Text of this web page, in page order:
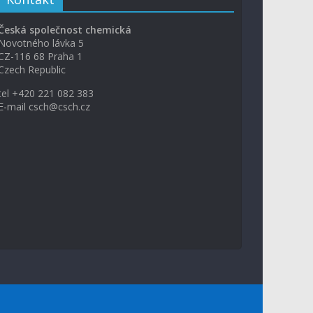
společnost chemická
Novotného lávka 5
116 68 Praha 1
Republic
+420 221 082 383
E-mail csch@csch.cz